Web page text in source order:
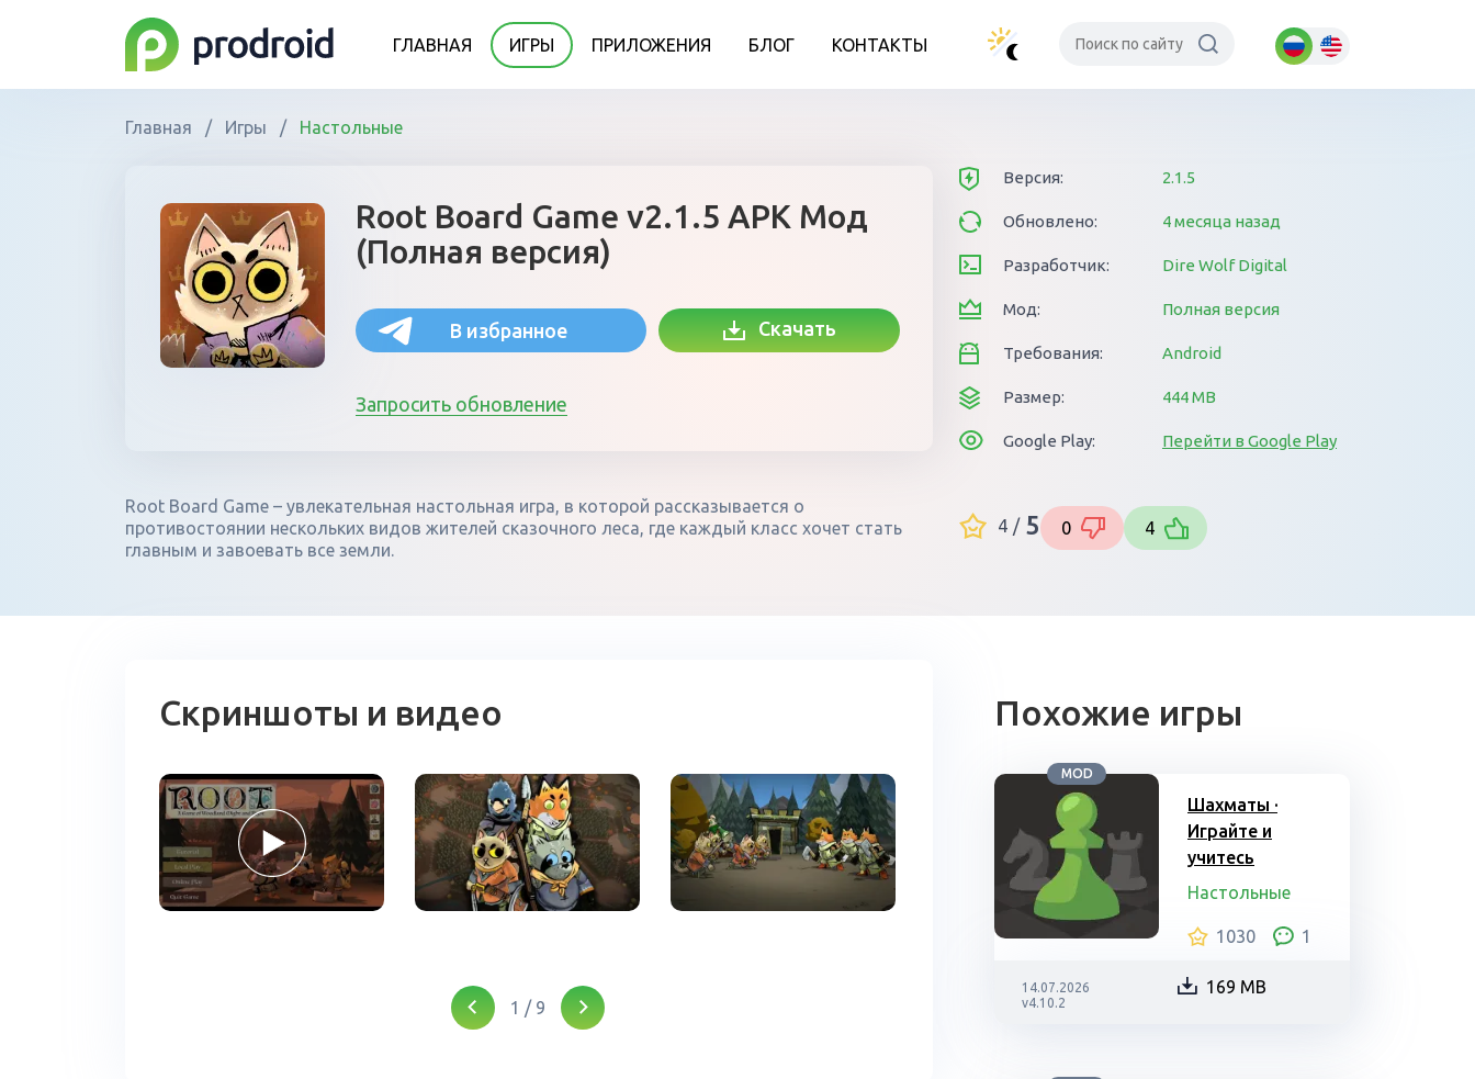
ГЛАВНАЯ ИГРЫ ПРИЛОЖЕНИЯ БЛОГ КОНТАКТЫ
Главная / Игры / Настольные
Root Board Game v2.1.5 APK Мод
(Полная версия)
В избранное Скачать
Запросить обновление
Root Board Game – увлекательная настольная игра, в которой рассказывается о
противостоянии нескольких видов жителей сказочного леса, где каждый класс хочет стать
главным и завоевать все земли.
Версия: 2.1.5
Обновлено: 4 месяца назад
Разработчик: Dire Wolf Digital
Мод: Полная версия
Требования: Android
Размер: 444 MB
Google Play: Перейти в Google Play
4 / 5 0 4
Скриншоты и видео
1 / 9
Похожие игры
MOD
Шахматы ·
Играйте и
учитесь
Настольные
1030 1
14.07.2026
v4.10.2
169 MB